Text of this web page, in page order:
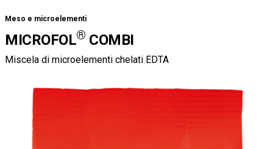
Meso e microelementi
MICROFOL® COMBI
Miscela di microelementi chelati EDTA